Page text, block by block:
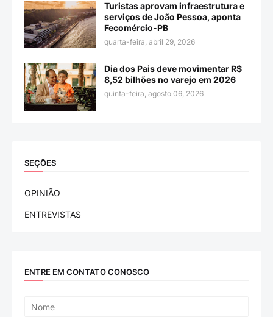
Turistas aprovam infraestrutura e
serviços de João Pessoa, aponta
Fecomércio-PB
quarta-feira, abril 29, 2026
Dia dos Pais deve movimentar R$
8,52 bilhões no varejo em 2026
quinta-feira, agosto 06, 2026
SEÇÕES
OPINIÃO
ENTREVISTAS
ENTRE EM CONTATO CONOSCO